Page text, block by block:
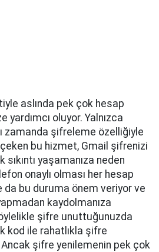
aslında pek çok hesap
oluyor. Yalnızca
zamanda şifreleme özelliğiyle
bu hizmet, Gmail şifrenizi
yaşamanıza neden
onaylı olması her hesap
da bu duruma önem veriyor ve
kaydolmanıza
şifre unuttuğunuzda
kod ile rahatlıkla şifre
şifre yenilemenin pek çok